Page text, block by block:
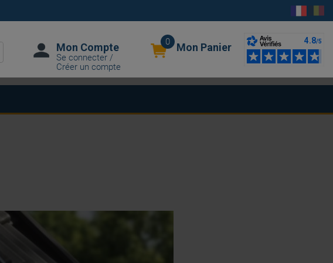
Mon Compte
Se connecter /
Créer un compte
0 Mon Panier